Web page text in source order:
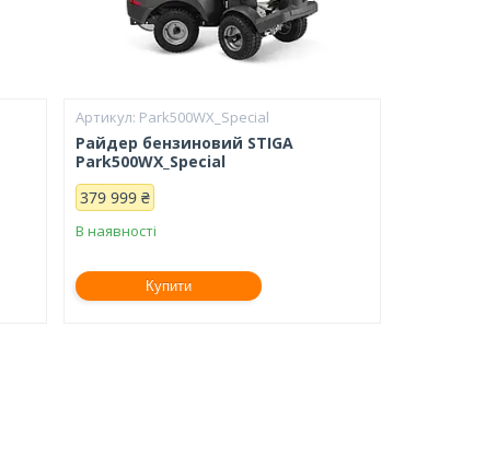
Park500WX_Special
Райдер бензиновий STIGA
Park500WX_Special
379 999 ₴
В наявності
Купити